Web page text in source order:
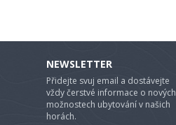
NEWSLETTER
Přidejte svuj email a dostávejte
vždy čerstvé informace o nových
možnostech ubytování v našich
horách.